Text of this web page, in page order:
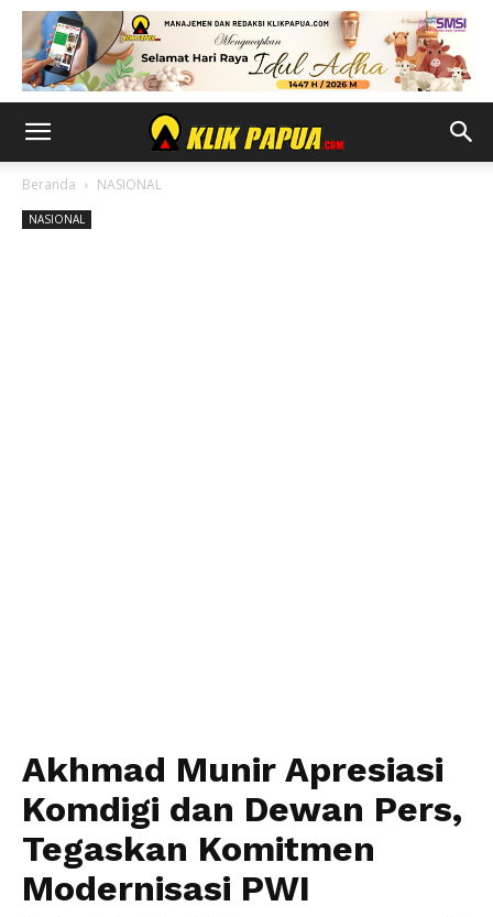
Beranda NASIONAL
NASIONAL
Akhmad Munir Apresiasi
Komdigi dan Dewan Pers,
Tegaskan Komitmen
Modernisasi PWI